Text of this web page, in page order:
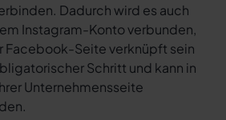
Dadurch wird es auch
Instagram-Konto verbunden,
Facebook-Seite verknüpft sein
Schritt und kann in
Unternehmensseite